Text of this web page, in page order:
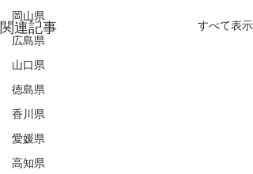
岡山県
広島県
山口県
徳島県
香川県
愛媛県
高知県
関連記事 すべて表示